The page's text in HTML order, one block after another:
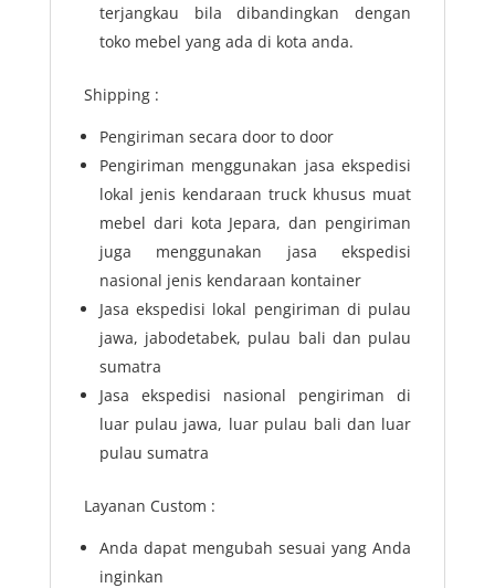
terjangkau bila dibandingkan dengan
toko mebel yang ada di kota anda.
Shipping :
Pengiriman secara door to door
Pengiriman menggunakan jasa ekspedisi
lokal jenis kendaraan truck khusus muat
mebel dari kota Jepara, dan pengiriman
juga menggunakan jasa ekspedisi
nasional jenis kendaraan kontainer
Jasa ekspedisi lokal pengiriman di pulau
jawa, jabodetabek, pulau bali dan pulau
sumatra
Jasa ekspedisi nasional pengiriman di
luar pulau jawa, luar pulau bali dan luar
pulau sumatra
Layanan Custom :
Anda dapat mengubah sesuai yang Anda
inginkan